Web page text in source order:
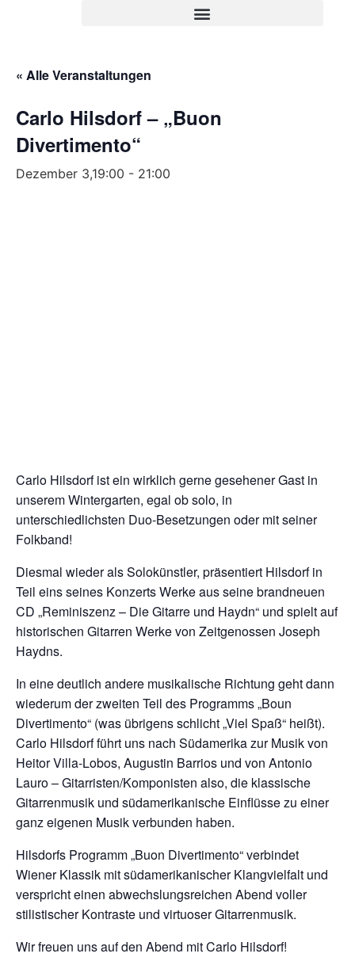
« Alle Veranstaltungen
Carlo Hilsdorf – „Buon
Divertimento“
Dezember 3,19:00 - 21:00
Carlo Hilsdorf ist ein wirklich gerne gesehener Gast in
unserem Wintergarten, egal ob solo, in
unterschiedlichsten Duo-Besetzungen oder mit seiner
Folkband!
Diesmal wieder als Solokünstler, präsentiert Hilsdorf in
Teil eins seines Konzerts Werke aus seine brandneuen
CD „Reminiszenz – Die Gitarre und Haydn“ und spielt auf
historischen Gitarren Werke von Zeitgenossen Joseph
Haydns.
In eine deutlich andere musikalische Richtung geht dann
wiederum der zweiten Teil des Programms „Boun
Divertimento“ (was übrigens schlicht „Viel Spaß“ heißt).
Carlo Hilsdorf führt uns nach Südamerika zur Musik von
Heitor Villa-Lobos, Augustin Barrios und von Antonio
Lauro – Gitarristen/Komponisten also, die klassische
Gitarrenmusik und südamerikanische Einflüsse zu einer
ganz eigenen Musik verbunden haben.
Hilsdorfs Programm „Buon Divertimento“ verbindet
Wiener Klassik mit südamerikanischer Klangvielfalt und
verspricht einen abwechslungsreichen Abend voller
stilistischer Kontraste und virtuoser Gitarrenmusik.
Wir freuen uns auf den Abend mit Carlo Hilsdorf!